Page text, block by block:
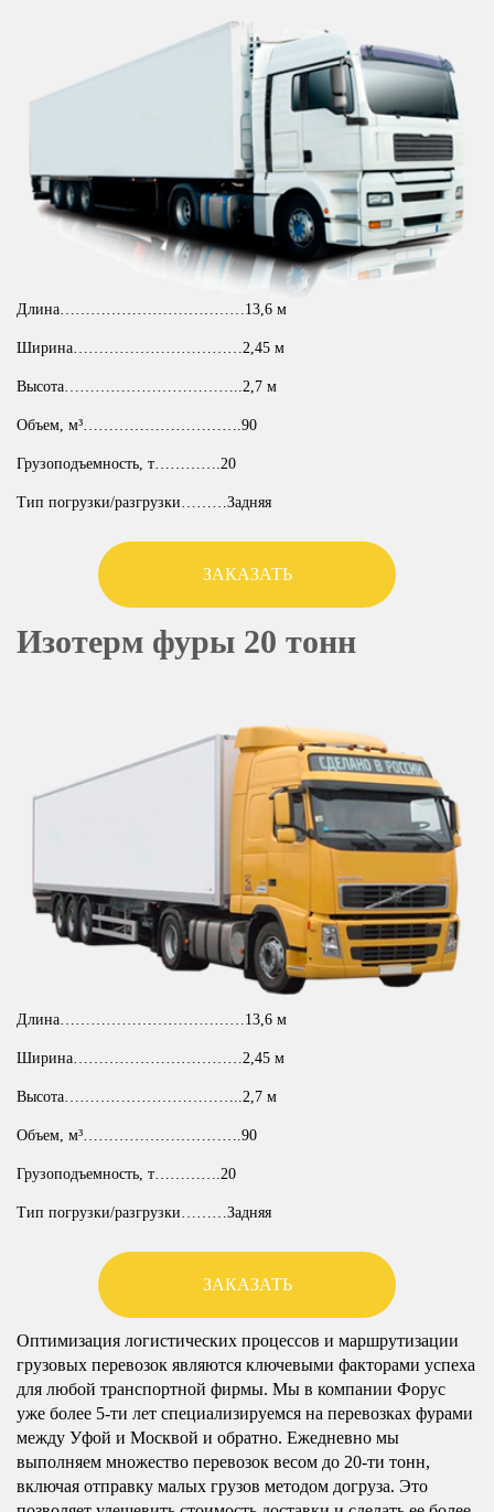
Длина………………………………13,6 м
Ширина……………………………2,45 м
Высота……………………………..2,7 м
Объем, м³………………………….90
Грузоподъемность, т………….20
Тип погрузки/разгрузки………Задняя
ЗАКАЗАТЬ
Изотерм фуры 20 тонн
Длина………………………………13,6 м
Ширина……………………………2,45 м
Высота……………………………..2,7 м
Объем, м³………………………….90
Грузоподъемность, т………….20
Тип погрузки/разгрузки………Задняя
ЗАКАЗАТЬ
Оптимизация логистических процессов и маршрутизации
грузовых перевозок являются ключевыми факторами успеха
для любой транспортной фирмы. Мы в компании Форус
уже более 5-ти лет специализируемся на перевозках фурами
между Уфой и Москвой и обратно. Ежедневно мы
выполняем множество перевозок весом до 20-ти тонн,
включая отправку малых грузов методом догруза. Это